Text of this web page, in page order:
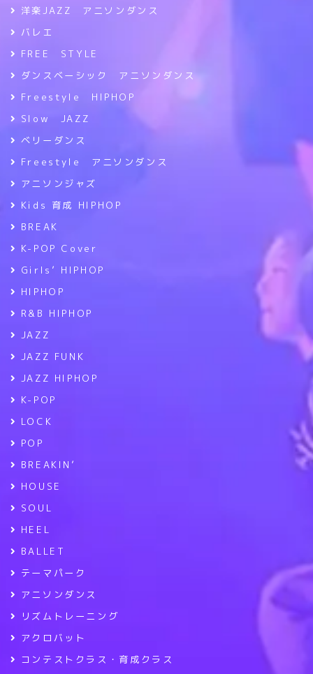
洋楽JAZZ アニソンダンス
バレエ
FREE STYLE
ダンスベーシック アニソンダンス
Freestyle HIPHOP
Slow JAZZ
ベリーダンス
Freestyle アニソンダンス
アニソンジャズ
Kids 育成 HIPHOP
BREAK
K-POP Cover
Girls’ HIPHOP
HIPHOP
R&B HIPHOP
JAZZ
JAZZ FUNK
JAZZ HIPHOP
K-POP
LOCK
POP
BREAKIN’
HOUSE
SOUL
HEEL
BALLET
テーマパーク
アニソンダンス
リズムトレーニング
アクロバット
コンテストクラス・育成クラス